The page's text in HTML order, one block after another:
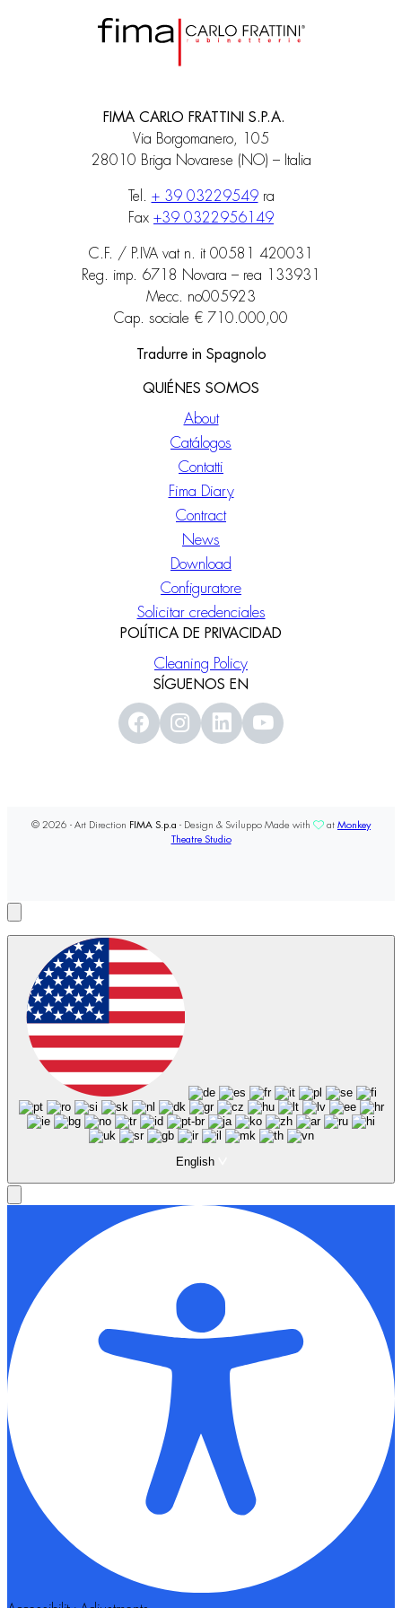
FIMA CARLO FRATTINI S.P.A.
Via Borgomanero, 105
28010 Briga Novarese (NO) – Italia
Tel. + 39 03229549ra
Fax +39 0322956149
C.F. / P.IVA vat n. it 00581 420031
Reg. imp. 6718 Novara – rea 133931
Mecc. no005923
Cap. sociale € 710.000,00
Tradurre in Spagnolo
QUIÉNES SOMOS
About
Catálogos
Contatti
Fima Diary
Contract
News
Download
Configuratore
Solicitar credenciales
POLÍTICA DE PRIVACIDAD
Cleaning Policy
SÍGUENOS EN
© 2026 - Art Direction FIMA S.p.a - Design & Sviluppo Made with at Monkey
Theatre Studio
English